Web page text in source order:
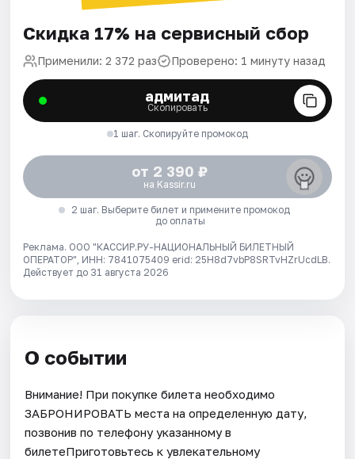
Скидка 17% на сервисный сбор
Применили: 2 372 раз Проверено: 1 минуту назад
адмитад
Скопировать
1 шаг. Скопируйте промокод
от 2 390 ₽
на Kassir.ru
2 шаг. Выберите билет и примените промокод
до оплаты
Реклама. ООО "КАССИР.РУ-НАЦИОНАЛЬНЫЙ БИЛЕТНЫЙ
ОПЕРАТОР", ИНН: 7841075409 erid: 25H8d7vbP8SRTvHZrUcdLB.
Действует до 31 августа 2026
О событии
Внимание! При покупке билета необходимо
ЗАБРОНИРОВАТЬ места на определенную дату,
позвонив по телефону указанному в
билетеПриготовьтесь к увлекательному